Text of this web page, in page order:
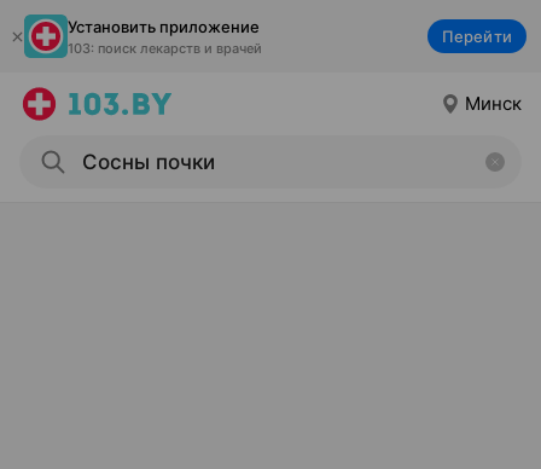
Установить приложение
103: поиск лекарств и врачей
Перейти
Минск